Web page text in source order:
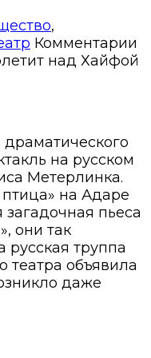
,
Комментарии
над Хайфой
на русском
Метерлинка.
на Адаре
пьеса
они так
русская труппа
театра объявила
даже